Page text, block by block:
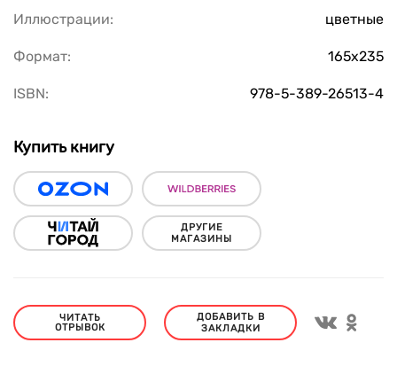
Иллюстрации: цветные
Формат: 165х235
ISBN: 978-5-389-26513-4
Купить книгу
ДРУГИЕ
МАГАЗИНЫ
ЧИТАТЬ
ОТРЫВОК
ДОБАВИТЬ В
ЗАКЛАДКИ